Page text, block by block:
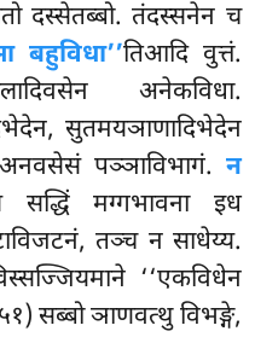
दस्सेतब्बो. तंदस्सनेन च
बहुविधा’’तिआदि वुत्तं.
अनेकविधा.
सुतमयञाणादिभेदेन
पञ्ञाविभागं. न
सद्धिं मग्गभावना इध
तञ्च न साधेय्य.
‘‘एकविधेन
सब्बो ञाणवत्थु विभङ्गे,